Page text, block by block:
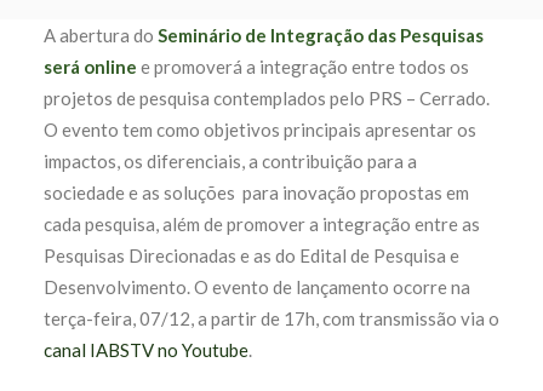
A abertura do Seminário de Integração das Pesquisas
será online e promoverá a integração entre todos os
projetos de pesquisa contemplados pelo PRS – Cerrado.
O evento tem como objetivos principais apresentar os
impactos, os diferenciais, a contribuição para a
sociedade e as soluções para inovação propostas em
cada pesquisa, além de promover a integração entre as
Pesquisas Direcionadas e as do Edital de Pesquisa e
Desenvolvimento. O evento de lançamento ocorre na
terça-feira, 07/12, a partir de 17h, com transmissão via o
canal IABSTV no Youtube.